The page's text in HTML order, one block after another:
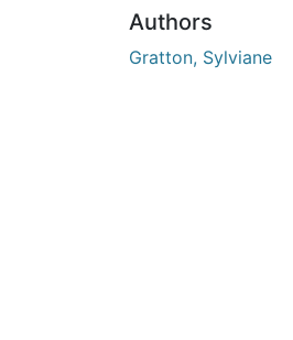
Authors
Gratton, Sylviane